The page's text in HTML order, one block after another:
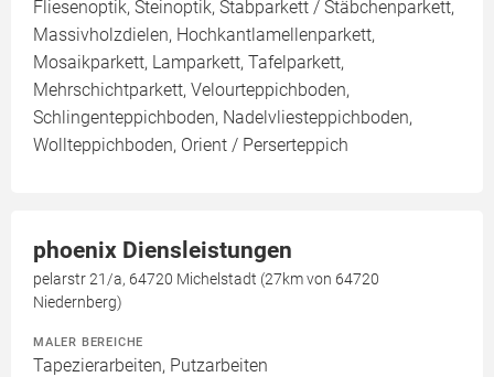
Fliesenoptik, Steinoptik, Stabparkett / Stäbchenparkett,
Massivholzdielen, Hochkantlamellenparkett,
Mosaikparkett, Lamparkett, Tafelparkett,
Mehrschichtparkett, Velourteppichboden,
Schlingenteppichboden, Nadelvliesteppichboden,
Wollteppichboden, Orient / Perserteppich
phoenix Diensleistungen
pelarstr 21/a, 64720 Michelstadt (27km von 64720
Niedernberg)
MALER BEREICHE
Tapezierarbeiten, Putzarbeiten